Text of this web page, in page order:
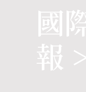
國
報